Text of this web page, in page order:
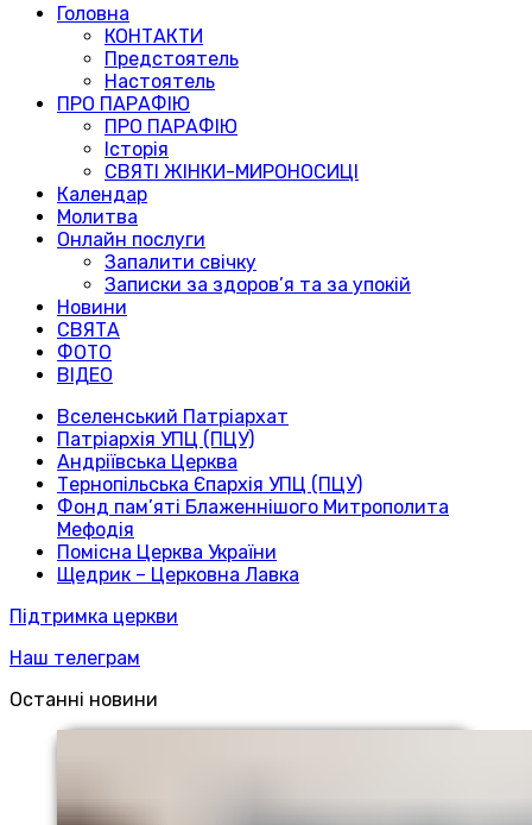
Головна
КОНТАКТИ
Предстоятель
Настоятель
ПРО ПАРАФІЮ
ПРО ПАРАФІЮ
Історія
СВЯТІ ЖІНКИ-МИРОНОСИЦІ
Календар
Молитва
Онлайн послуги
Запалити свічку
Записки за здоров’я та за упокій
Новини
СВЯТА
ФОТО
ВІДЕО
Вселенський Патріархат
Патріархія УПЦ (ПЦУ)
Андріївська Церква
Тернопільська Єпархія УПЦ (ПЦУ)
Фонд пам’яті Блаженнішого Митрополита
Мефодія
Помісна Церква України
Щедрик – Церковна Лавка
Підтримка церкви
Наш телеграм
Останні новини